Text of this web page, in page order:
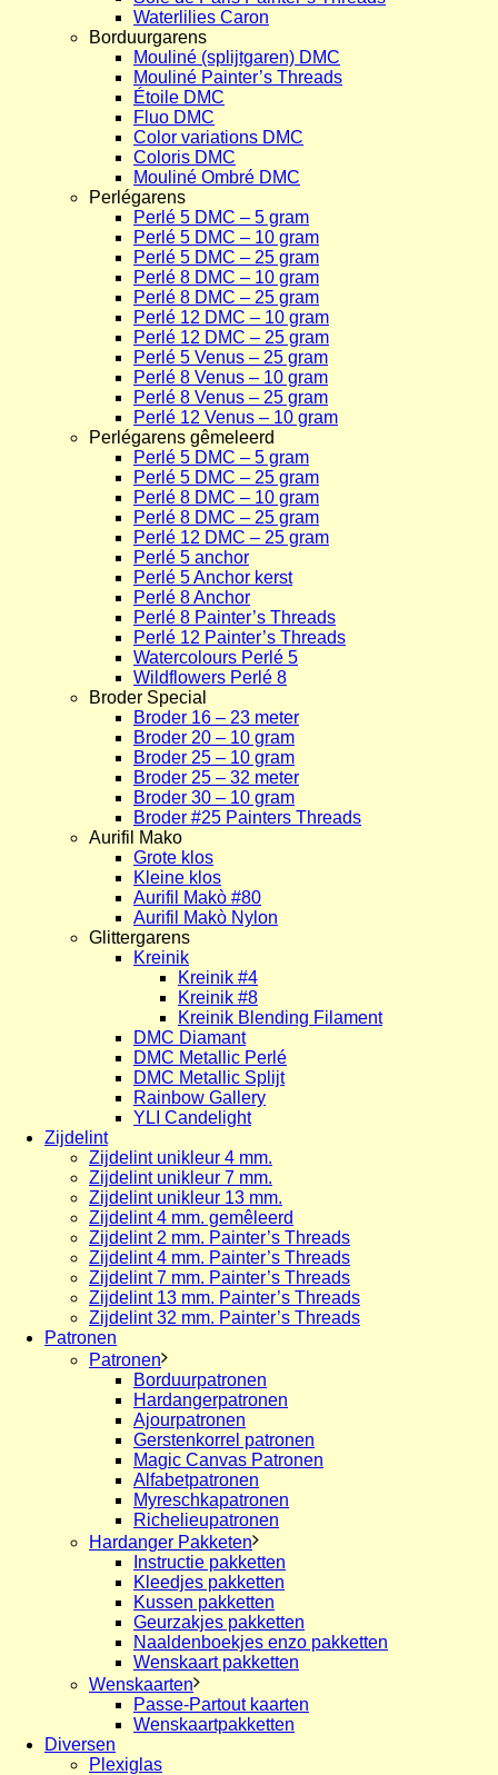
Waterlilies Caron
Borduurgarens
Mouliné (splijtgaren) DMC
Mouliné Painter’s Threads
Étoile DMC
Fluo DMC
Color variations DMC
Coloris DMC
Mouliné Ombré DMC
Perlégarens
Perlé 5 DMC – 5 gram
Perlé 5 DMC – 10 gram
Perlé 5 DMC – 25 gram
Perlé 8 DMC – 10 gram
Perlé 8 DMC – 25 gram
Perlé 12 DMC – 10 gram
Perlé 12 DMC – 25 gram
Perlé 5 Venus – 25 gram
Perlé 8 Venus – 10 gram
Perlé 8 Venus – 25 gram
Perlé 12 Venus – 10 gram
Perlégarens gêmeleerd
Perlé 5 DMC – 5 gram
Perlé 5 DMC – 25 gram
Perlé 8 DMC – 10 gram
Perlé 8 DMC – 25 gram
Perlé 12 DMC – 25 gram
Perlé 5 anchor
Perlé 5 Anchor kerst
Perlé 8 Anchor
Perlé 8 Painter’s Threads
Perlé 12 Painter’s Threads
Watercolours Perlé 5
Wildflowers Perlé 8
Broder Special
Broder 16 – 23 meter
Broder 20 – 10 gram
Broder 25 – 10 gram
Broder 25 – 32 meter
Broder 30 – 10 gram
Broder #25 Painters Threads
Aurifil Mako
Grote klos
Kleine klos
Aurifil Makò #80
Aurifil Makò Nylon
Glittergarens
Kreinik
Kreinik #4
Kreinik #8
Kreinik Blending Filament
DMC Diamant
DMC Metallic Perlé
DMC Metallic Splijt
Rainbow Gallery
YLI Candelight
Zijdelint
Zijdelint unikleur 4 mm.
Zijdelint unikleur 7 mm.
Zijdelint unikleur 13 mm.
Zijdelint 4 mm. gemêleerd
Zijdelint 2 mm. Painter’s Threads
Zijdelint 4 mm. Painter’s Threads
Zijdelint 7 mm. Painter’s Threads
Zijdelint 13 mm. Painter’s Threads
Zijdelint 32 mm. Painter’s Threads
Patronen
Patronen
Borduurpatronen
Hardangerpatronen
Ajourpatronen
Gerstenkorrel patronen
Magic Canvas Patronen
Alfabetpatronen
Myreschkapatronen
Richelieupatronen
Hardanger Pakketen
Instructie pakketten
Kleedjes pakketten
Kussen pakketten
Geurzakjes pakketten
Naaldenboekjes enzo pakketten
Wenskaart pakketten
Wenskaarten
Passe-Partout kaarten
Wenskaartpakketten
Diversen
Plexiglas